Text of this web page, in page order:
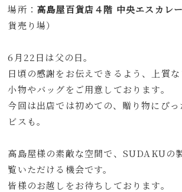
場所： 高島屋百貨店４階 中央エスカレ
貨売り場）
6月22日は父の日。
日頃の感謝をお伝えできるよう、上質
小物やバッグをご用意しております。
今回は出店では初めての、贈り物にぴ
ビスも。
高島屋様の素敵な空間で、SUDAKUの
覧いただける機会です。
皆様のお越しをお待ちしております。